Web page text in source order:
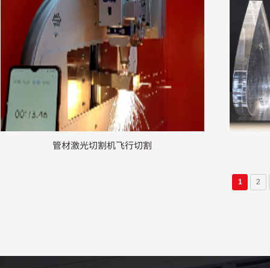
管材激光切割机飞行切割
1 2